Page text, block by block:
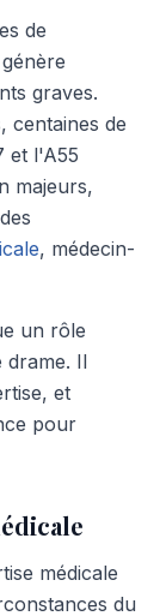
de
graves.
centaines de
et l'A55
majeurs,
, médecin-
un rôle
drame. Il
et
pour
médicale
du